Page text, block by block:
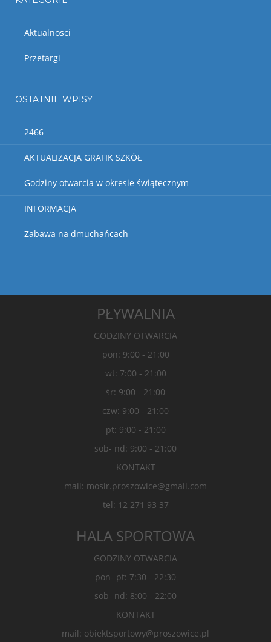
Aktualnosci
Przetargi
OSTATNIE WPISY
2466
AKTUALIZACJA GRAFIK SZKÓŁ
Godziny otwarcia w okresie świątecznym
INFORMACJA
Zabawa na dmuchańcach
PŁYWALNIA
GODZINY OTWARCIA
pon: 9:00 - 21:00
wt: 7:00 - 21:00
śr: 9:00 - 21:00
czw: 9:00 - 21:00
pt: 9:00 - 21:00
sob- nd: 9:00 - 21:00
KONTAKT
mail: mosir.proszowice@gmail.com
tel: 12 271 93 37
HALA SPORTOWA
GODZINY OTWARCIA
pon- pt: 7:30 - 22:30
sob- nd: 8:00 - 22:00
KONTAKT
mail: obiektsportowy@proszowice.pl